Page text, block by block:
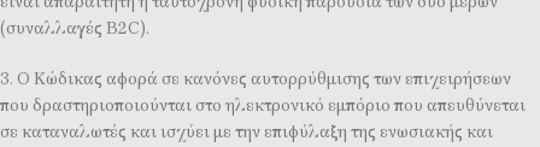
(συναλλαγές B2C).
3. Ο Κώδικας αφορά σε κανόνες αυτορρύθμισης των επιχειρήσεων
που δραστηριοποιούνται στο ηλεκτρονικό εμπόριο που απευθύνεται
σε καταναλωτές και ισχύει με την επιφύλαξη της ενωσιακής και